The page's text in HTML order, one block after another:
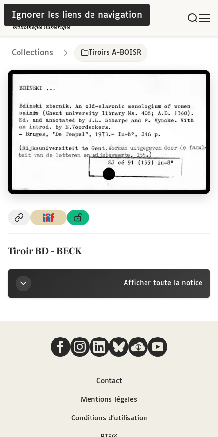
Ignorer les liens de navigation
Collections Tiroirs A-BOISR
Tiroir BD - BECK
Afficher toute la notice
Titre
Tiroir BD - BECKNous suivre
Contact
Mentions légales
Conditions d'utilisation